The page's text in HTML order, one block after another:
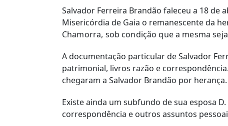
Salvador Ferreira Brandão faleceu a 18 de
Misericórdia de Gaia o remanescente da
Chamorra, sob condição que a mesma
A documentação particular de Salvador
patrimonial, livros razão e
chegaram a Salvador Brandão por herança.
Existe ainda um subfundo de sua esposa
correspondência e outros assuntos